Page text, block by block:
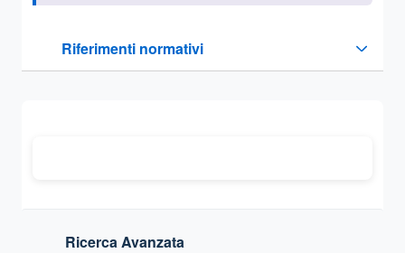
Riferimenti normativi
Sezione compressa
Ricerca Avanzata